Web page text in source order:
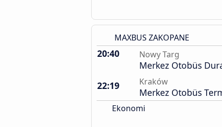
MAXBUS ZAKOPANE
20:40 Nowy Targ
Merkez Otobüs
22:19
Kraków
Merkez Otobüs
Ekonomi